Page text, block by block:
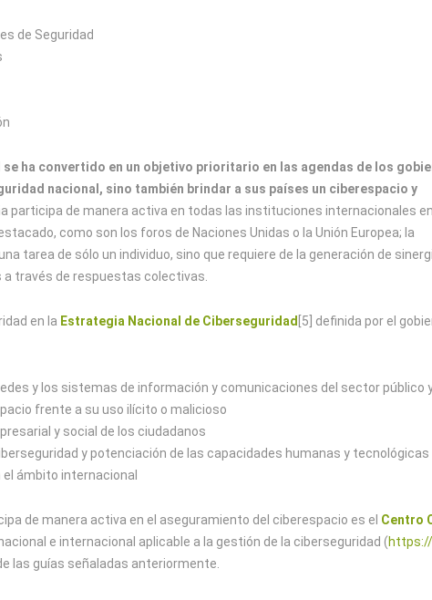
de Seguridad
se ha convertido en un objetivo prioritario en las agendas de los
nacional, sino también brindar a sus países un ciberespacio y
participa de manera activa en todas las instituciones internacionales
como son los foros de Naciones Unidas o la Unión Europea; la
tarea de sólo un individuo, sino que requiere de la generación de
través de respuestas colectivas.
en la Estrategia Nacional de Ciberseguridad [5] definida por el
y los sistemas de información y comunicaciones del sector público
frente a su uso ilícito o malicioso
y social de los ciudadanos
y potenciación de las capacidades humanas y tecnológicas
el ámbito internacional
de manera activa en el aseguramiento del ciberespacio es el Centro
e internacional aplicable a la gestión de la ciberseguridad (
las guías señaladas anteriormente.